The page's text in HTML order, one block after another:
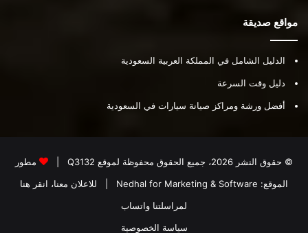
مواقع صديقة
الدليل الشامل في المملكة العربية السعودية
دليل وقت السرعة
أفضل ورشة ومراكز صيانة سيارات في السعودية
© حقوق النشر 2026، جميع الحقوق محفوظة لموقع Q3132
مطور
الموقع: Nedhal for Marketing & Software
للاعلان معنا، انقر هنا
لمراسلتنا واتساب
سياسة الخصوصية